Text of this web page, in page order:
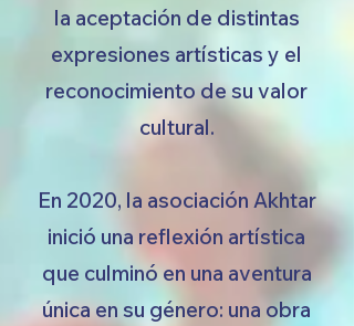
la aceptación de distintas
expresiones artísticas y el
reconocimiento de su valor
cultural.
En 2020, la asociación Akhtar
inició una reflexión artística
que culminó en una aventura
única en su género: una obra